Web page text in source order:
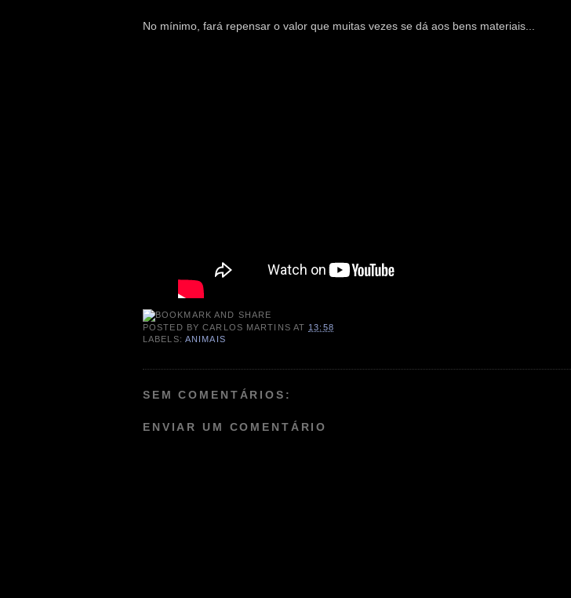
No mínimo, fará repensar o valor que muitas vezes se dá aos bens materiais...
POSTED BYCARLOS MARTINS AT 13:58
LABELS: ANIMAIS
SEM COMENTÁRIOS:
ENVIAR UM COMENTÁRIO